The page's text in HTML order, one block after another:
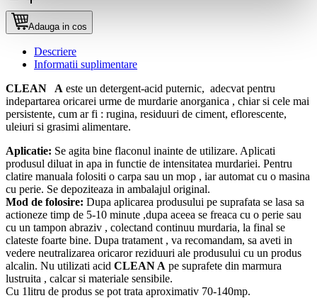
Adauga in cos
Descriere
Informatii suplimentare
CLEAN A este un detergent-acid puternic, adecvat pentru
indepartarea oricarei urme de murdarie anorganica , chiar si cele mai
persistente, cum ar fi : rugina, residuuri de ciment, eflorescente,
uleiuri si grasimi alimentare.
Aplicatie: Se agita bine flaconul inainte de utilizare. Aplicati
produsul diluat in apa in functie de intensitatea murdariei. Pentru
clatire manuala folositi o carpa sau un mop , iar automat cu o masina
cu perie. Se depoziteaza in ambalajul original.
Mod de folosire: Dupa aplicarea produsului pe suprafata se lasa sa
actioneze timp de 5-10 minute ,dupa aceea se freaca cu o perie sau
cu un tampon abraziv , colectand continuu murdaria, la final se
clateste foarte bine. Dupa tratament , va recomandam, sa aveti in
vedere neutralizarea oricaror reziduuri ale produsului cu un produs
alcalin. Nu utilizati acid CLEAN A pe suprafete din marmura
lustruita , calcar si materiale sensibile.
Cu 1litru de produs se pot trata aproximativ 70-140mp.